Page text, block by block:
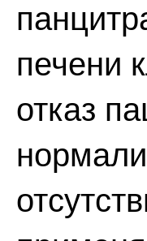
печени
отказ